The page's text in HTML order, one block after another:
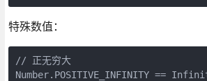
特殊数值：
// 正无穷大
Number.POSITIVE_INFINITY ==